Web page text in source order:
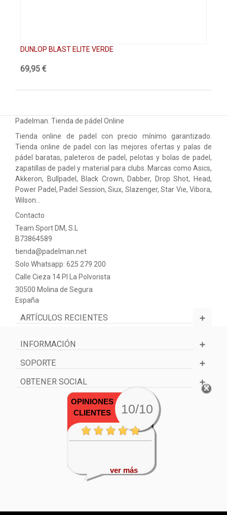
DUNLOP BLAST ELITE VERDE
69,95 €
Padelman. Tienda de pádel Online
Tienda online de padel con precio mínimo garantizado.
Tienda online de padel con las mejores ofertas y palas de
pádel baratas, paleteros de padel, pelotas y bolas de padel,
zapatillas de padel y material para clubs. Marcas como Asics,
Akkeron, Bullpadel, Black Crown, Dabber, Drop Shot, Head,
Power Padel, Padel Session, Siux, Slazenger, Star Vie, Vibora,
Wilson…
Contacto
Team Sport DM, S.L
B73864589
tienda@padelman.net
Solo Whatsapp: 625 279 200
Calle Cieza 14 PI La Polvorista
30500 Molina de Segura
España
ARTÍCULOS RECIENTES
INFORMACIÓN
SOPORTE
OBTENER SOCIAL
OPINIONES
CLIENTES
10/10
ver más